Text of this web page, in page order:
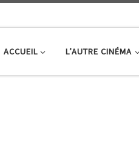
ACCUEIL L’AUTRE CINÉMA